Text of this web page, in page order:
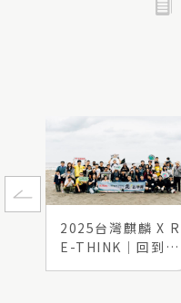
2025台灣麒麟 X R
E-THINK｜回到北
部海岸線起點 以行